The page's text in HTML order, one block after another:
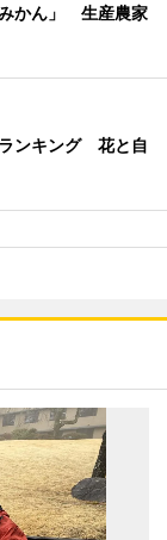
かん」 生産農家
ンキング 花と自